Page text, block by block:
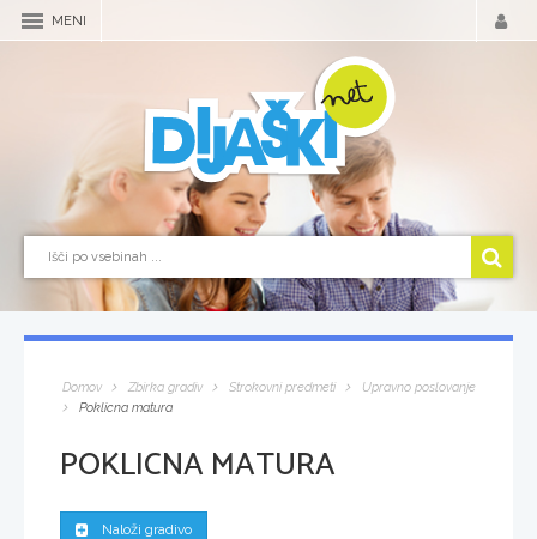
MENI
Domov Zbirka gradiv Strokovni predmeti
Upravno poslovanje
Poklicna matura
POKLICNA MATURA
Naloži gradivo